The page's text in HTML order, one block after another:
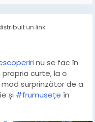
un link
nu se fac în
curte, la o
surprinzător de a
și #frumusețe în
ne cât de
adesea, trecem